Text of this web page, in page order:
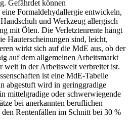
Gefährdet können
Formaldehydallergie entwickeln,
und Werkzeug allergisch
mit Ölen. Die Verletztenrente hängt
Hauterscheinungen sind, leicht,
wirkt sich auf die MdE aus, ob der
auf dem allgemeinen Arbeitsmarkt
weit in der Arbeitswelt verbreitet ist.
ist eine MdE-Tabelle
abgestuft wird in geringgradige
mittelgradige oder schwerwiegende
bei anerkannten beruflichen
Rentenfällen im Schnitt bei 30 %